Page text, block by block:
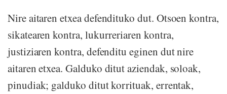
Nire aitaren etxea defendituko dut. Otsoen kontra,
sikatearen kontra, lukurreriaren kontra,
justiziaren kontra, defenditu eginen dut nire
aitaren etxea. Galduko ditut aziendak, soloak,
pinudiak; galduko ditut korrituak, errentak,